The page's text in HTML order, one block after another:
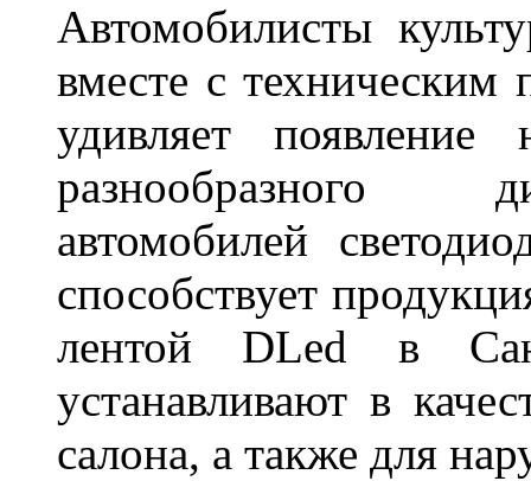
Автомобилисты
вместе с техническим
удивляет
разнообразного
автомобилей
способствует
лентой DLed в
устанавливают в
салона, а также для